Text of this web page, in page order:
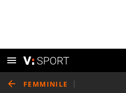
FEMMINILE